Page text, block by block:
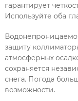
гарантирует
Используйте оба
защиту
атмосферных
сохраняется
снега. Погода
возможности.